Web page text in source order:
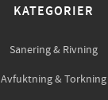
KATEGORIER
Sanering & Rivning
Avfuktning & Torkning